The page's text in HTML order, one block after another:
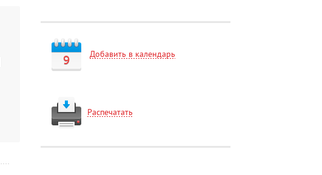
9 Добавить в календарь
Распечатать